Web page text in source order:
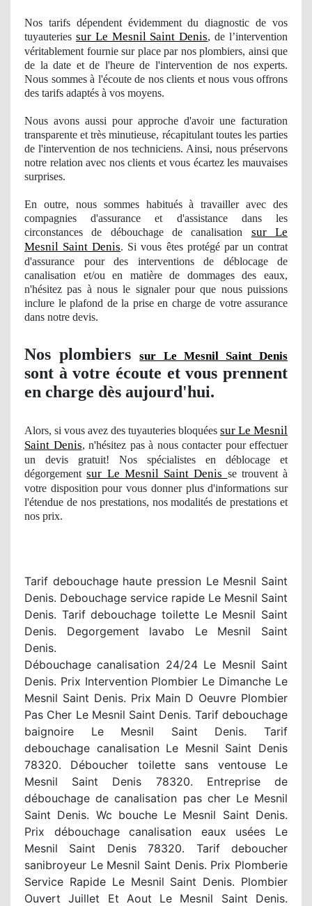
Nos tarifs dépendent évidemment du diagnostic de vos
tuyauteries sur Le Mesnil Saint Denis, de l’intervention
véritablement fournie sur place par nos plombiers, ainsi que
de la date et de l'heure de l'intervention de nos experts.
Nous sommes à l'écoute de nos clients et nous vous offrons
des tarifs adaptés à vos moyens.
Nous avons aussi pour approche d'avoir une facturation
transparente et très minutieuse, récapitulant toutes les parties
de l'intervention de nos techniciens. Ainsi, nous préservons
notre relation avec nos clients et vous écartez les mauvaises
surprises.
En outre, nous sommes habitués à travailler avec des
compagnies d'assurance et d'assistance dans les
circonstances de débouchage de canalisation sur Le
Mesnil Saint Denis. Si vous êtes protégé par un contrat
d'assurance pour des interventions de déblocage de
canalisation et/ou en matière de dommages des eaux,
n'hésitez pas à nous le signaler pour que nous puissions
inclure le plafond de la prise en charge de votre assurance
dans notre devis.
Nosplombierssur Le Mesnil Saint Denis
sont à votre écoute et vous prennent
en charge dès aujourd'hui.
Alors, si vous avez des tuyauteries bloquées sur Le Mesnil
Saint Denis, n'hésitez pas à nous contacter pour effectuer
un devis gratuit! Nos spécialistes en déblocage et
dégorgementsur Le Mesnil Saint Denis se trouvent à
votre disposition pour vous donner plus d'informations sur
l'étendue de nos prestations, nos modalités de prestations et
nos prix.
Tarif debouchage haute pression Le Mesnil Saint
Denis. Debouchage service rapide Le Mesnil Saint
Denis. Tarif debouchage toilette Le Mesnil Saint
Denis. Degorgement lavabo Le Mesnil Saint
Denis.
Débouchage canalisation 24/24 Le Mesnil Saint
Denis. Prix Intervention Plombier Le Dimanche Le
Mesnil Saint Denis. Prix Main D Oeuvre Plombier
Pas Cher Le Mesnil Saint Denis. Tarif debouchage
baignoire Le Mesnil Saint Denis. Tarif
debouchage canalisation Le Mesnil Saint Denis
78320. Déboucher toilette sans ventouse Le
Mesnil Saint Denis 78320. Entreprise de
débouchage de canalisation pas cher Le Mesnil
Saint Denis. Wc bouche Le Mesnil Saint Denis.
Prix débouchage canalisation eaux usées Le
Mesnil Saint Denis 78320. Tarif deboucher
sanibroyeur Le Mesnil Saint Denis. Prix Plomberie
Service Rapide Le Mesnil Saint Denis. Plombier
Ouvert Juillet Et Aout Le Mesnil Saint Denis.